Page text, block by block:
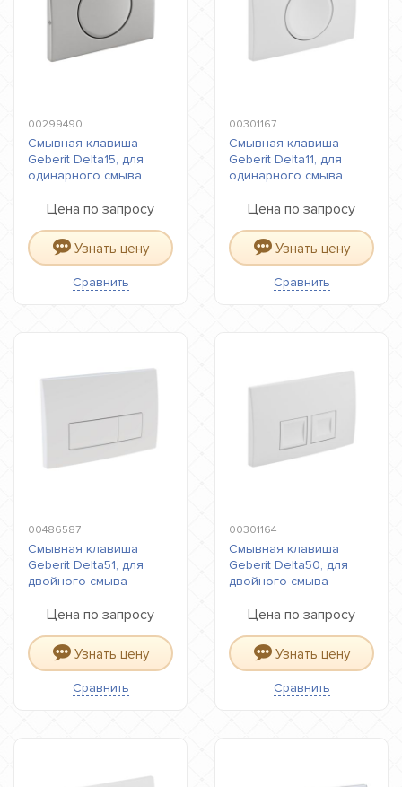
00299490
Смывная клавиша
Geberit Delta15, для
одинарного смыва
Цена по запросу
Узнать цену
Сравнить
00301167
Смывная клавиша
Geberit Delta11, для
одинарного смыва
Цена по запросу
Узнать цену
Сравнить
00486587
Смывная клавиша
Geberit Delta51, для
двойного смыва
Цена по запросу
Узнать цену
Сравнить
00301164
Смывная клавиша
Geberit Delta50, для
двойного смыва
Цена по запросу
Узнать цену
Сравнить